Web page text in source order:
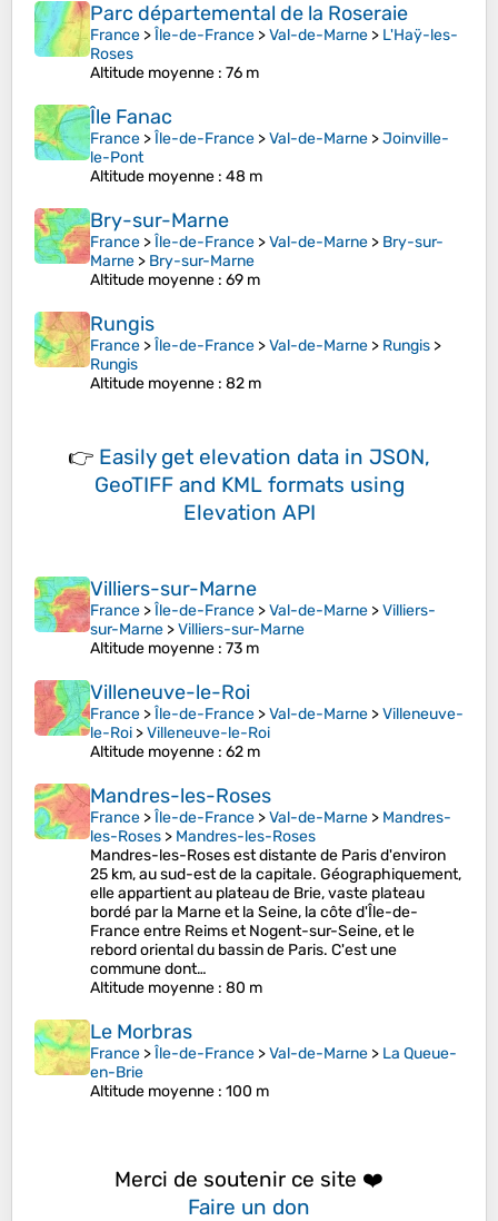
Parc départemental de la Roseraie
France >Île-de-France >Val-de-Marne > L'Haÿ-les-
Roses
Altitude moyenne : 76 m
Île Fanac
France >Île-de-France >Val-de-Marne >Joinville-
le-Pont
Altitude moyenne : 48 m
Bry-sur-Marne
France >Île-de-France >Val-de-Marne > Bry-sur-
Marne > Bry-sur-Marne
Altitude moyenne : 69 m
Rungis
France >Île-de-France >Val-de-Marne > Rungis >
Rungis
Altitude moyenne : 82 m
👉 Easily get elevation data in JSON,
GeoTIFF and KML formats using
Elevation API
Villiers-sur-Marne
France >Île-de-France >Val-de-Marne >Villiers-
sur-Marne >Villiers-sur-Marne
Altitude moyenne : 73 m
Villeneuve-le-Roi
France >Île-de-France >Val-de-Marne >Villeneuve-
le-Roi >Villeneuve-le-Roi
Altitude moyenne : 62 m
Mandres-les-Roses
France >Île-de-France >Val-de-Marne > Mandres-
les-Roses > Mandres-les-Roses
Mandres-les-Roses est distante de Paris d'environ
25 km, au sud-est de la capitale. Géographiquement,
elle appartient au plateau de Brie, vaste plateau
bordé par la Marne et la Seine, la côte d'Île-de-
France entre Reims et Nogent-sur-Seine, et le
rebord oriental du bassin de Paris. C'est une
commune dont…
Altitude moyenne : 80 m
Le Morbras
France >Île-de-France >Val-de-Marne > La Queue-
en-Brie
Altitude moyenne : 100 m
Merci de soutenir ce site ❤️
Faire un don